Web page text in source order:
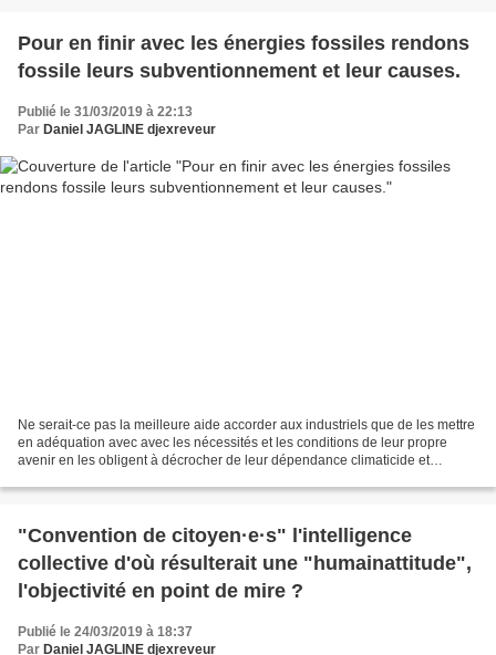
Pour en finir avec les énergies fossiles rendons
fossile leurs subventionnement et leur causes.
Publié le 31/03/2019 à 22:13
Par Daniel JAGLINE djexreveur
Ne serait-ce pas la meilleure aide accorder aux industriels que de les mettre
en adéquation avec avec les nécessités et les conditions de leur propre
avenir en les obligent à décrocher de leur dépendance climaticide et
"Convention de citoyen·e·s" l'intelligence
collective d'où résulterait une "humainattitude",
l'objectivité en point de mire ?
Publié le 24/03/2019 à 18:37
Par Daniel JAGLINE djexreveur